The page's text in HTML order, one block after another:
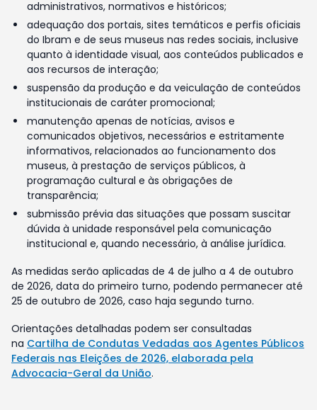
administrativos, normativos e históricos;
adequação dos portais, sites temáticos e perfis oficiais
do Ibram e de seus museus nas redes sociais, inclusive
quanto à identidade visual, aos conteúdos publicados e
aos recursos de interação;
suspensão da produção e da veiculação de conteúdos
institucionais de caráter promocional;
manutenção apenas de notícias, avisos e
comunicados objetivos, necessários e estritamente
informativos, relacionados ao funcionamento dos
museus, à prestação de serviços públicos, à
programação cultural e às obrigações de
transparência;
submissão prévia das situações que possam suscitar
dúvida à unidade responsável pela comunicação
institucional e, quando necessário, à análise jurídica.
As medidas serão aplicadas de 4 de julho a 4 de outubro
de 2026, data do primeiro turno, podendo permanecer até
25 de outubro de 2026, caso haja segundo turno.
Orientações detalhadas podem ser consultadas
na Cartilha de Condutas Vedadas aos Agentes Públicos
Federais nas Eleições de 2026, elaborada pela
Advocacia-Geral da União.